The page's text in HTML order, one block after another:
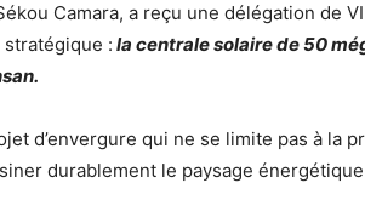
Camara, a reçu une délégation de
: la centrale solaire de 50
d’envergure qui ne se limite pas à la
durablement le paysage